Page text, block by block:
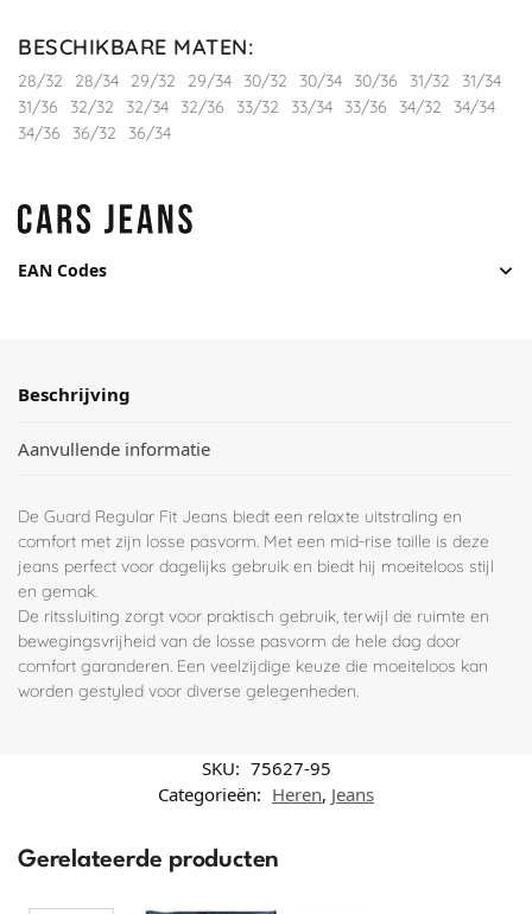
BESCHIKBARE MATEN:
28/32 28/34 29/32 29/34 30/32 30/34 30/36 31/32
31/34
31/36
32/32 32/34 32/36 33/32 33/34 33/36 34/32
34/34
34/36
36/32 36/34
EAN Codes
Beschrijving
Aanvullende informatie
De Guard Regular Fit Jeans biedt een relaxte uitstraling en
comfort met zijn losse pasvorm. Met een mid-rise taille is deze
jeans perfect voor dagelijks gebruik en biedt hij moeiteloos stijl
en gemak.
De ritssluiting zorgt voor praktisch gebruik, terwijl de ruimte en
bewegingsvrijheid van de losse pasvorm de hele dag door
comfort garanderen. Een veelzijdige keuze die moeiteloos kan
worden gestyled voor diverse gelegenheden.
SKU: 75627-95
Categorieën: Heren, Jeans
Gerelateerde producten